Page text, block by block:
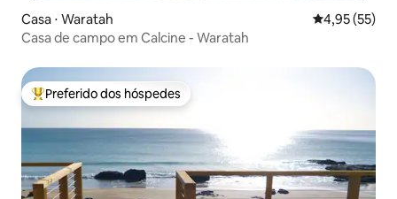
Casa ⋅ Waratah 4,95 de uma
4,95 (55)
Casa de campo em Calcine - Waratah
Entre os melhores preferidos dos hóspedes
Preferido dos hóspedes